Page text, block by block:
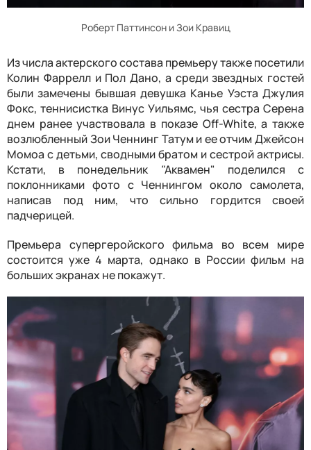
Роберт Паттинсон и Зои Кравиц
Из числа актерского состава премьеру также посетили
Колин Фаррелл и Пол Дано, а среди звездных гостей
были замечены бывшая девушка Канье Уэста Джулия
Фокс, теннисистка Винус Уильямс, чья сестра Серена
днем ранее участвовала в показе Off-White, а также
возлюбленный Зои Ченнинг Татум и ее отчим Джейсон
Момоа с детьми, сводными братом и сестрой актрисы.
Кстати, в понедельник"Аквамен" поделился с
поклонниками фото с Ченнингом около самолета,
написав под ним, что сильно гордится своей
падчерицей.
Премьера супергеройского фильма во всем мире
состоится уже 4 марта, однако в России фильм на
больших экранах не покажут.